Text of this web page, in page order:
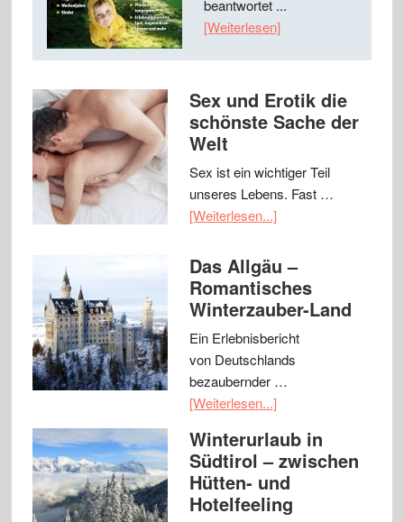
beantwortet ...
[Weiterlesen]
Sex und Erotik die
schönste Sache der
Welt
Sex ist ein wichtiger Teil
unseres Lebens. Fast …
[Weiterlesen...]
Das Allgäu –
Romantisches
Winterzauber-Land
Ein Erlebnisbericht
von Deutschlands
bezaubernder …
[Weiterlesen...]
Winterurlaub in
Südtirol – zwischen
Hütten- und
Hotelfeeling